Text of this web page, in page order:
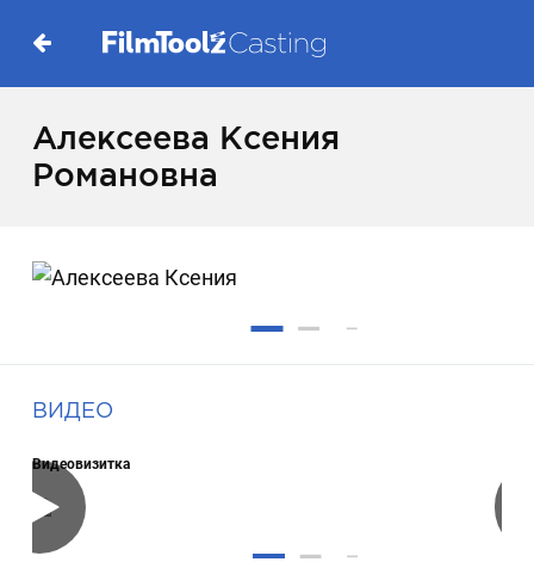
Алексеева Ксения
Романовна
ВИДЕО
Видеовизитка